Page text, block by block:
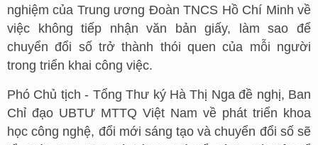
nghiệm của Trung ương Đoàn TNCS Hồ Chí Minh về
việc không tiếp nhận văn bản giấy, làm sao để
chuyển đổi số trở thành thói quen của mỗi người
trong triển khai công việc.
Phó Chủ tịch - Tổng Thư ký Hà Thị Nga đề nghị, Ban
Chỉ đạo UBTƯ MTTQ Việt Nam về phát triển khoa
học công nghệ, đổi mới sáng tạo và chuyển đổi số sẽ